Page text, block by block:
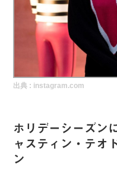
実録！海外ショップで買っ
海外SHOP LIST
出典 : instagram.com
ホリデーシーズン
ャスティン・テオ
ン